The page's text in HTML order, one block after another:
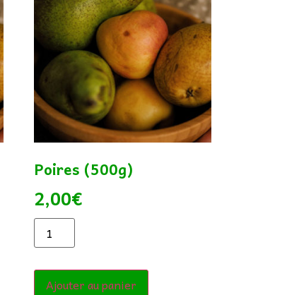
Poires (500g)
2,00€
Ajouter au panier